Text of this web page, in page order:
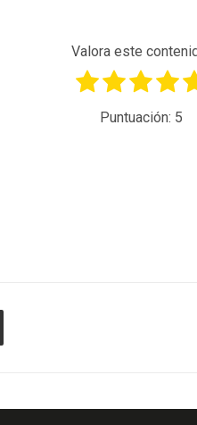
Valora este
Puntuación: 5